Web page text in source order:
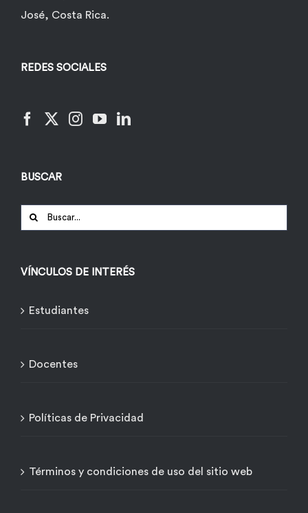
José, Costa Rica.
REDES SOCIALES
BUSCAR
Buscar:
VÍNCULOS DE INTERÉS
Estudiantes
Docentes
Políticas de Privacidad
Términos y condiciones de uso del sitio web